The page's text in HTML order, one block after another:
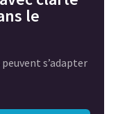
le
s’adapter